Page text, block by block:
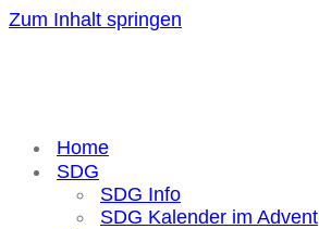
Zum Inhalt springen
Home
SDG
SDG Info
SDG Kalender im Advent